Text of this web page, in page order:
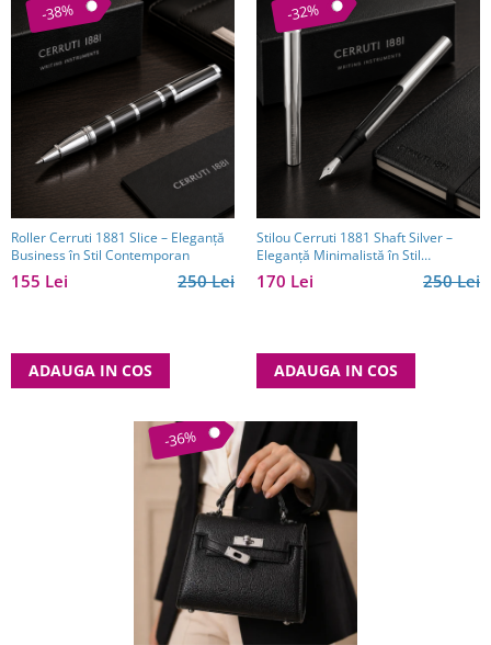
-38%
Roller Cerruti 1881 Slice – Eleganță
Business în Stil Contemporan
250 Lei
155 Lei
ADAUGA IN COS
-32%
Stilou Cerruti 1881 Shaft Silver –
Eleganță Minimalistă în Stil
Executive
250 Lei
170 Lei
ADAUGA IN COS
-36%